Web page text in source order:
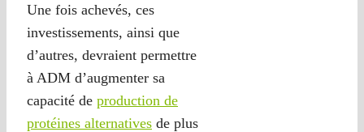
Une fois achevés, ces
investissements, ainsi que
d’autres, devraient permettre
à ADM d’augmenter sa
capacité de production de
protéines alternatives de plus